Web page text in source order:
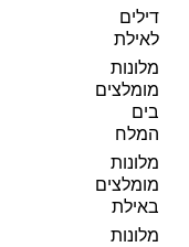
דילים
לאילת
מלונות
מומלצים
בים
המלח
מלונות
מומלצים
באילת
מלונות